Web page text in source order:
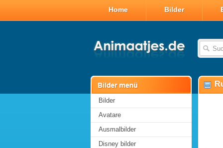
Home Bilder
Bilder
Avatare
Ausmalbilder
Disney bilder